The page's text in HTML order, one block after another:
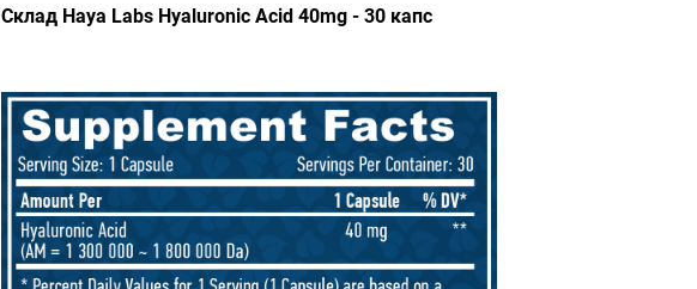
Склад Haya Labs Hyaluronic Acid 40mg - 30 капс